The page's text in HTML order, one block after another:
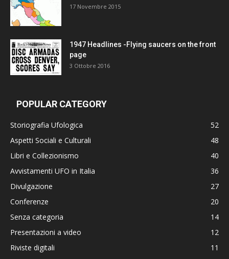
17 Novembre 2015
1947 Headlines -Flying saucers on the front
page
3 Ottobre 2016
POPULAR CATEGORY
Storiografia Ufologica
52
Aspetti Sociali e Culturali
48
Libri e Collezionismo
40
Avvistamenti UFO in Italia
36
Divulgazione
27
Conferenze
20
Senza categoria
14
Presentazioni a video
12
Riviste digitali
11